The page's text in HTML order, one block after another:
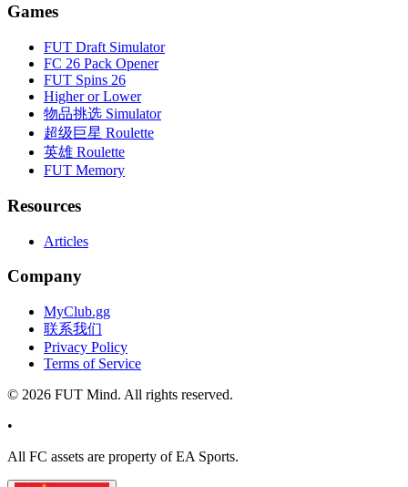
Games
FUT Draft Simulator
FC 26 Pack Opener
FUT Spins 26
Higher or Lower
物品挑选 Simulator
超级巨星 Roulette
英雄 Roulette
FUT Memory
Resources
Articles
Company
MyClub.gg
联系我们
Privacy Policy
Terms of Service
© 2026 FUT Mind. All rights reserved.
•
All FC assets are property of EA Sports.